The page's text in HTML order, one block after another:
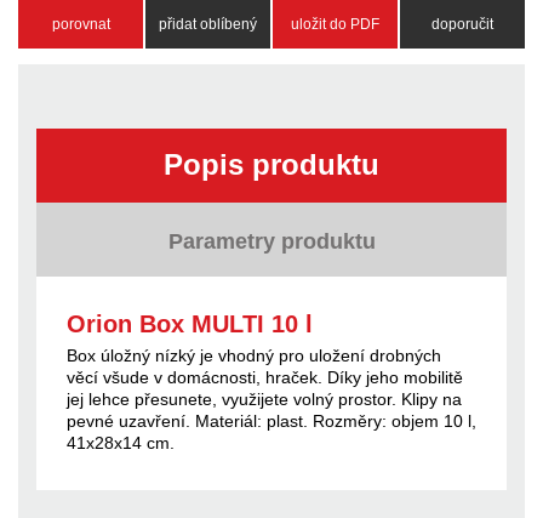
porovnat přidat oblíbený uložit do PDF doporučit
Popis produktu
Parametry produktu
Orion Box MULTI 10 l
Box úložný nízký je vhodný pro uložení drobných
věcí všude v domácnosti, hraček. Díky jeho mobilitě
jej lehce přesunete, využijete volný prostor. Klipy na
pevné uzavření. Materiál: plast. Rozměry: objem 10 l,
41x28x14 cm.